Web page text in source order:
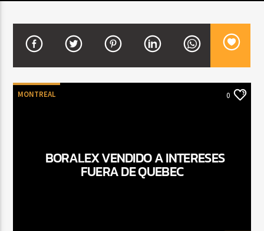
TITLE
ARTIST
CURRENT SHOW
AMANECER CON SALSA
MONTREAL 0
BORALEX VENDIDO A INTERESES
FUERA DE QUEBEC